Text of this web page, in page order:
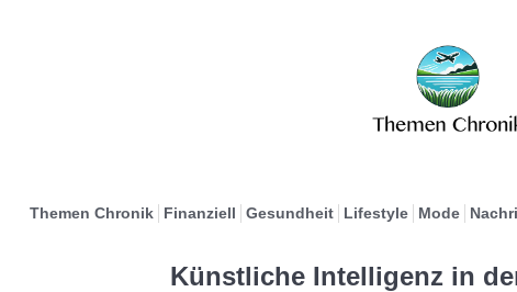
Themen Chronik Finanziell Gesundheit Lifestyle Mode
Künstliche Intelligenz in